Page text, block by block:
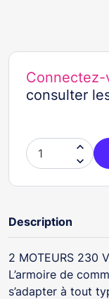
Connectez-
consulter


Description
2 MOTEURS 230
L’armoire de
s’adapter à tout